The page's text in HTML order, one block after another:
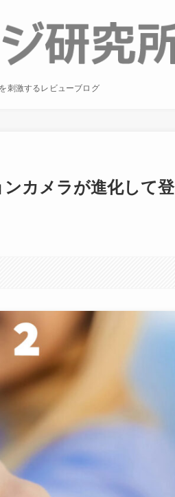
刺激するレビューブログ
ンカメラが進化して登